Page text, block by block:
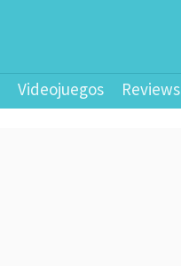
Videojuegos Reviews